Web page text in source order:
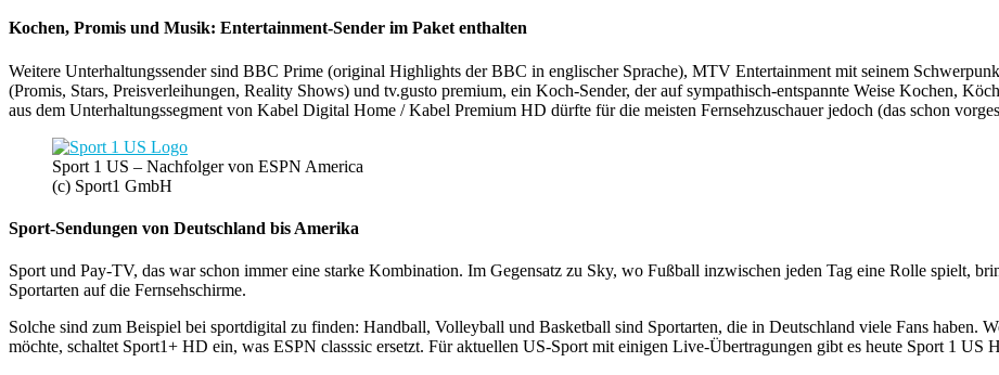
Kochen, Promis und Musik: Entertainment-Sender im Paket enthalten
Weitere Unterhaltungssender sind BBC Prime (original Highlights der BBC in englischer Sprache), MTV Entertainment mit seinem
(Promis, Stars, Preisverleihungen, Reality Shows) und tv.gusto premium, ein Koch-Sender, der auf sympathisch-entspannte Weise Kochen,
aus dem Unterhaltungssegment von Kabel Digital Home / Kabel Premium HD dürfte für die meisten Fernsehzuschauer jedoch (das schon
Sport 1 US – Nachfolger von ESPN America
(c) Sport1 GmbH
Sport-Sendungen von Deutschland bis Amerika
Sport und Pay-TV, das war schon immer eine starke Kombination. Im Gegensatz zu Sky, wo Fußball inzwischen jeden Tag eine Rolle spielt,
Sportarten auf die Fernsehschirme.
Solche sind zum Beispiel bei sportdigital zu finden: Handball, Volleyball und Basketball sind Sportarten, die in Deutschland viele Fans haben.
möchte, schaltet Sport1+ HD ein, was ESPN classsic ersetzt. Für aktuellen US-Sport mit einigen Live-Übertragungen gibt es heute Sport 1 US